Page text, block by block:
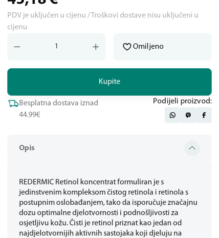
Opis
REDERMIC Retinol koncentrat formuliran je s
jedinstvenim kompleksom čistog retinola i retinola s
postupnim oslobađanjem, tako da isporučuje značajnu
dozu optimalne djelotvornosti i podnošljivosti za
osjetljivu kožu. Čisti je retinol priznat kao jedan od
najdjelotvornijih aktivnih sastojaka koji djeluju na
PDV je uključen u cijenu / Troškovi dostave nisu uključeni u
cijenu
Kupite
Omiljeno
Besplatna dostava iznad
44.99€
Podijeli proizvod: